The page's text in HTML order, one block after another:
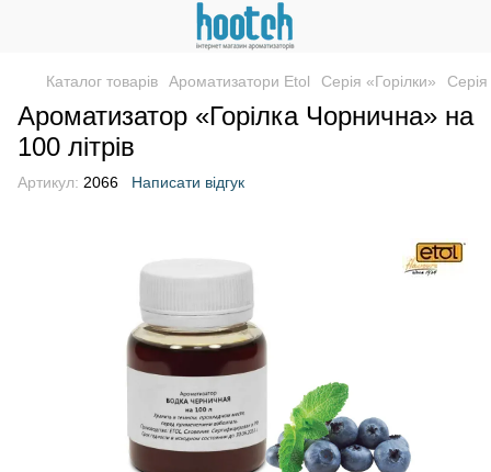
Каталог товарів Ароматизатори Etol Серія «Горілки»
Ароматизатор «Горілка Чорнична» на
100 літрів
Артикул: 2066 Написати відгук